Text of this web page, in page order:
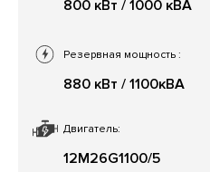
800 кВт / 1000 кВА
Двигатель:
12M26G1100/5
Резервная мощность :
880 кВт / 1100кВА